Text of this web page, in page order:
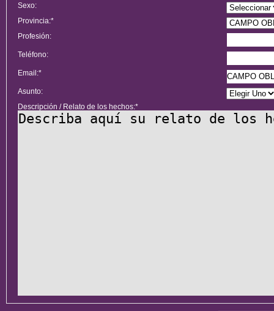
Sexo:
Provincia:*
Profesión:
Teléfono:
Email:*
Asunto:
Descripción / Relato de los hechos:*